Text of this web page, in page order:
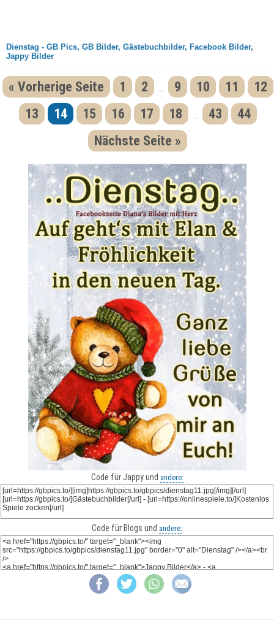
Dienstag - GB Pics, GB Bilder, Gästebuchbilder, Facebook Bilder,
Jappy Bilder
« Vorherige Seite 1 2 9 10 11
12
13
14 15 16 17 18 43
44
Nächste Seite »
Code für Jappy und andere:
Code für Blogs und andere: